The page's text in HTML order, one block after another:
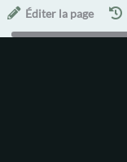
Éditer la page